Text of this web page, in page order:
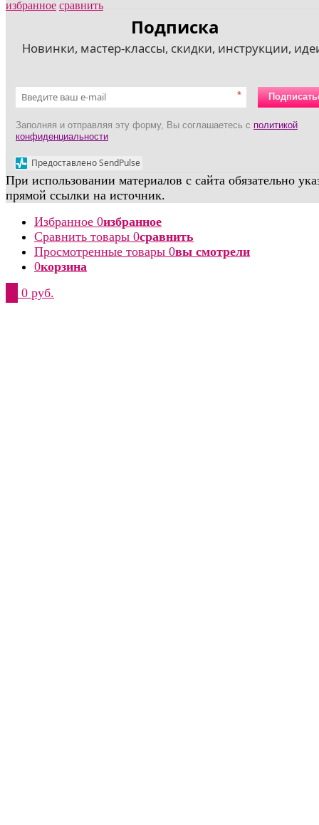
избранное сравнить
Подписка
Новинки, мастер-классы, скидки, инструкции,
*
Заполняя и отправляя эту форму, Вы соглашаетесь с политикой
конфиденциальности
Предоставлено SendPulse
При использовании материалов с сайта обязательно
прямой ссылки на источник.
Избранное 0избранное
Сравнить товары 0сравнить
Просмотренные товары 0вы смотрели
0корзина
0 руб.